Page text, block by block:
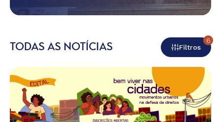
TODAS AS NOTÍCIAS Filtros
6